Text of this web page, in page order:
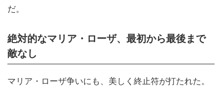
だ。
絶対的なマリア・ローザ、最初から最後まで
敵なし
マリア・ローザ争いにも、美しく終止符が打たれた。